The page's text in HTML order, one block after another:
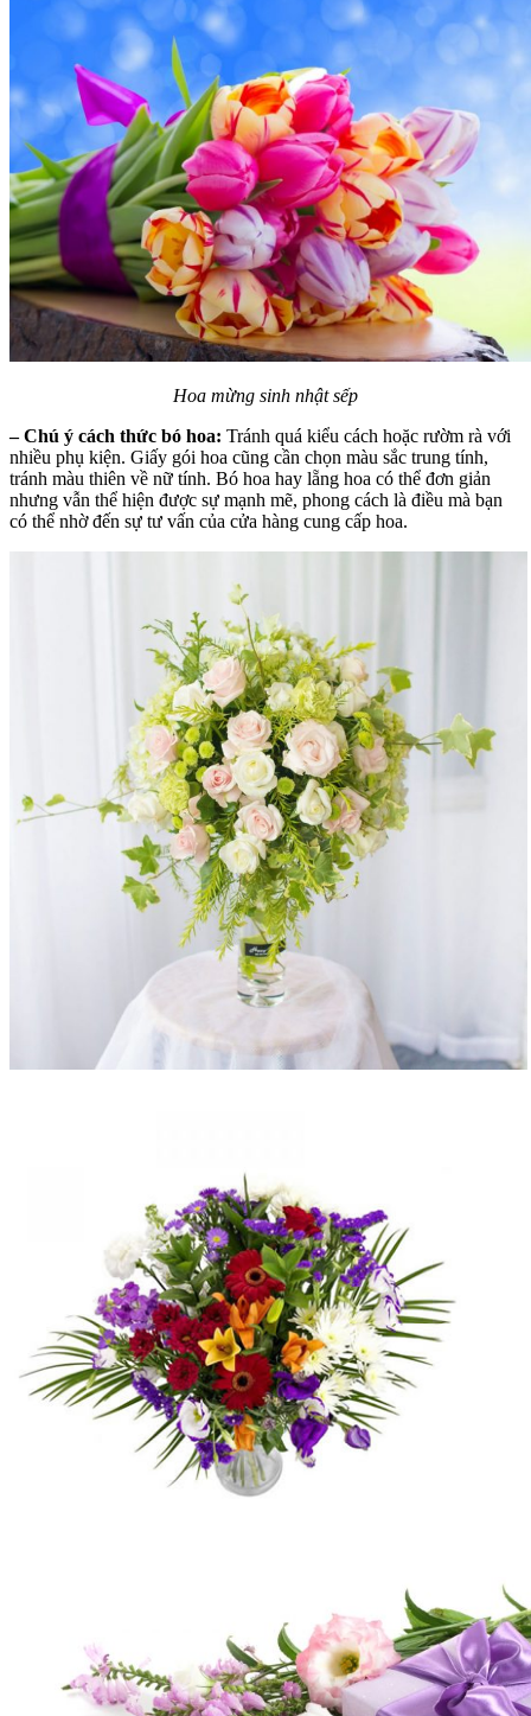
Hoa mừng sinh nhật sếp
– Chú ý cách thức bó hoa: Tránh quá kiểu cách hoặc rườm rà với
nhiều phụ kiện. Giấy gói hoa cũng cần chọn màu sắc trung tính,
tránh màu thiên về nữ tính. Bó hoa hay lẵng hoa có thể đơn giản
nhưng vẫn thể hiện được sự mạnh mẽ, phong cách là điều mà bạn
có thể nhờ đến sự tư vấn của cửa hàng cung cấp hoa.